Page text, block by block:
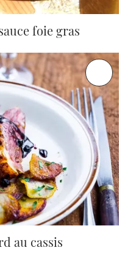
foie gras
au cassis